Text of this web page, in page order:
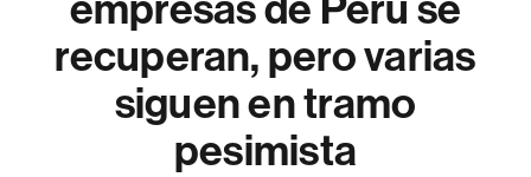
recuperan, pero varias
siguen en tramo
pesimista